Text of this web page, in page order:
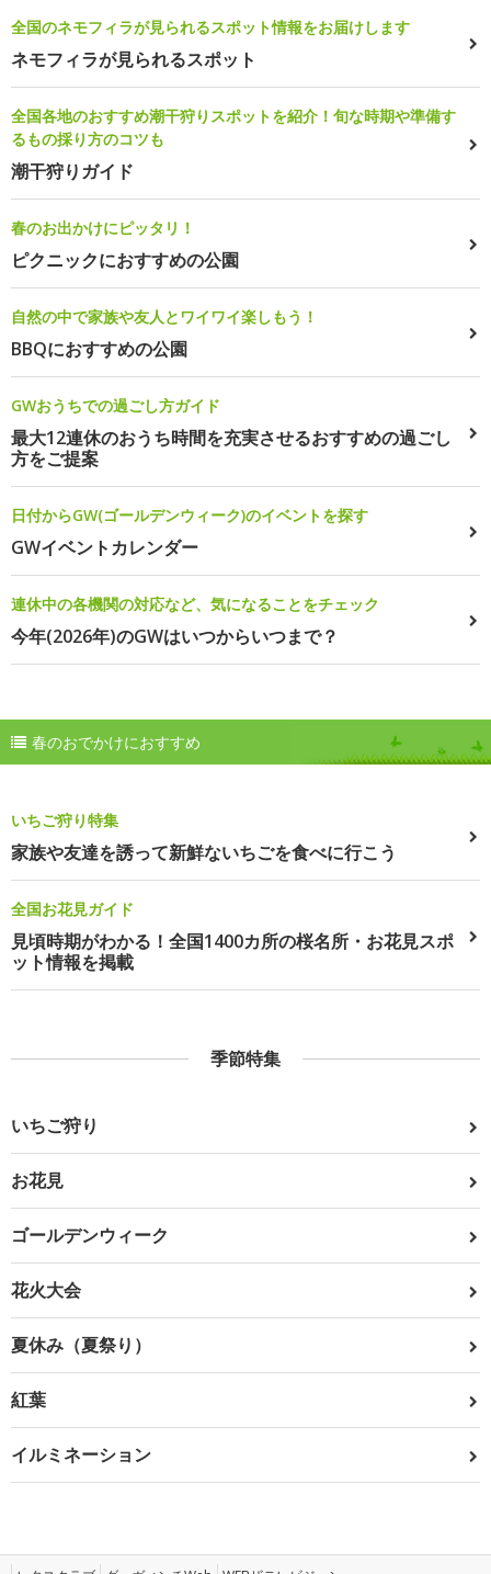
全国のネモフィラが見られるスポット情報をお届けします
ネモフィラが見られるスポット
全国各地のおすすめ潮干狩りスポットを紹介！旬な時期や準備す
るもの採り方のコツも
潮干狩りガイド
春のお出かけにピッタリ！
ピクニックにおすすめの公園
自然の中で家族や友人とワイワイ楽しもう！
BBQにおすすめの公園
GWおうちでの過ごし方ガイド
最大12連休のおうち時間を充実させるおすすめの過ごし
方をご提案
日付からGW(ゴールデンウィーク)のイベントを探す
GWイベントカレンダー
連休中の各機関の対応など、気になることをチェック
今年(2026年)のGWはいつからいつまで？
春のおでかけにおすすめ
いちご狩り特集
家族や友達を誘って新鮮ないちごを食べに行こう
全国お花見ガイド
見頃時期がわかる！全国1400カ所の桜名所・お花見スポ
ット情報を掲載
季節特集
いちご狩り
お花見
ゴールデンウィーク
花火大会
夏休み（夏祭り）
紅葉
イルミネーション